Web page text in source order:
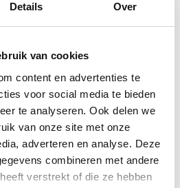
Details Over
van cookies
content en advertenties te
voor social media te bieden
te analyseren. Ook delen we
van onze site met onze
adverteren en analyse. Deze
combineren met andere
verstrekt of die ze hebben
Teambuilding,
Neujahrsempfang, sportliche
Junggesellenausflüge,
die Uhr erreichbar. An Feiertagen und
geschlossen, wir sind jedoch
per E-Mail. Zögern Sie nicht und